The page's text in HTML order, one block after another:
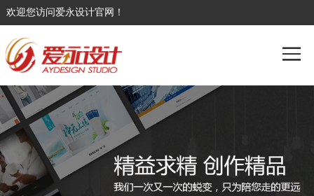
欢迎您访问爱永设计官网！